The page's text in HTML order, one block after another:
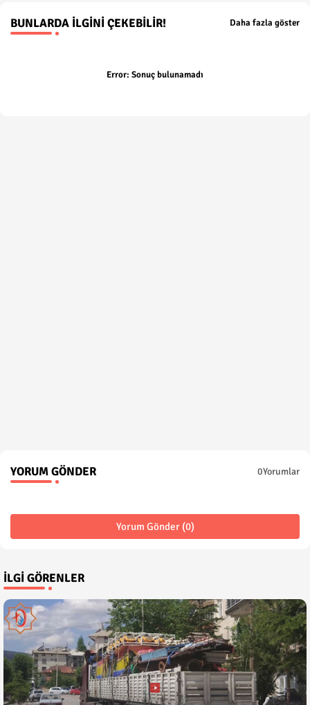
BUNLARDA İLGINI ÇEKEBILIR! Daha fazla göster
Error: Sonuç bulunamadı
YORUM GÖNDER 0Yorumlar
Yorum Gönder (0)
İLGI GÖRENLER